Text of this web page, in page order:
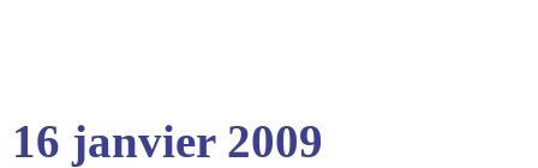
16 janvier 2009